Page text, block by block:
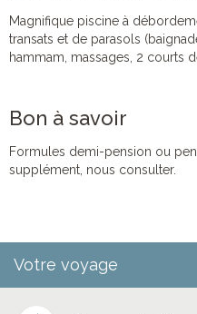
Magnifique piscine à
transats et de parasols
hammam, massages, 2 courts
Bon à savoir
Formules demi-pension ou
supplément, nous consulter.
Votre voyage